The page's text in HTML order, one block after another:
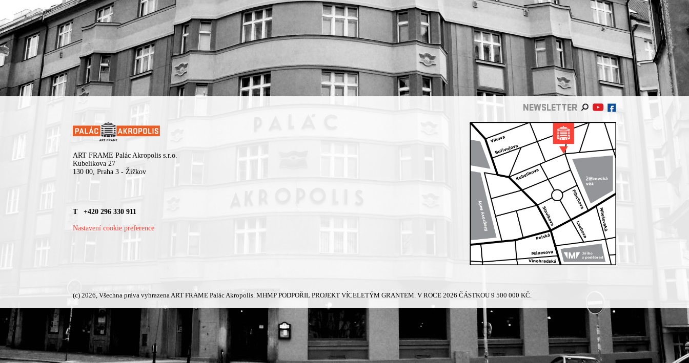
NEWSLETTER
ART FRAME Palác Akropolis s.r.o.
Kubelíkova 27
130 00, Praha 3 - Žižkov
T +420 296 330 911
Nastavení cookie preference
(c) 2026, Všechna práva vyhrazena ART FRAME Palác Akropolis. MHMP PODPOŘIL PROJEKT VÍCELETÝM GRANTEM. V ROCE 2026 ČÁSTKOU 9 500 000 KČ.